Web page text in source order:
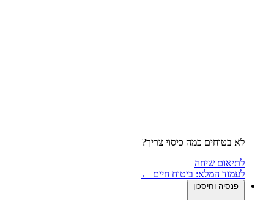
לא בטוחים כמה כיסוי צריך?
לתיאום שיחה
לעמוד המלא: ביטוח חיים ←
פנסיה וחיסכון